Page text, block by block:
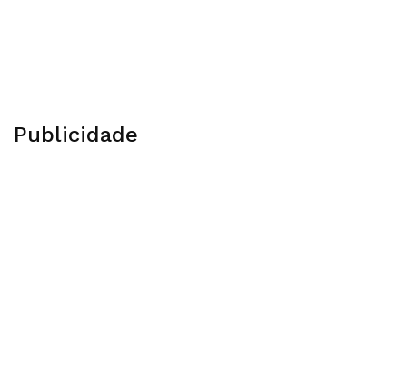
Publicidade